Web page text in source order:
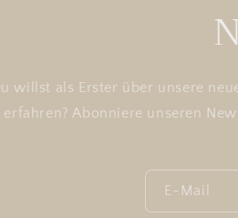
willst als Erster über unsere
erfahren? Abonniere unseren
E-Mail